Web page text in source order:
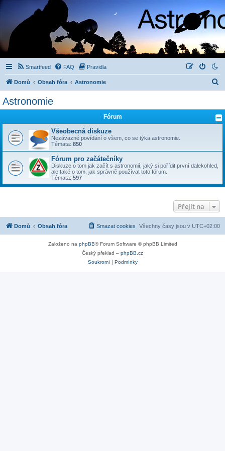
Smartfeed FAQ Pravidla
Domů Obsah fóra Astronomie
d
Astronomie
Fórum
Všeobecná diskuze
Nezávazné povídání o všem, co se týka astronomie.
Témata: 850
Fórum pro začátečníky
Diskuze o tom jak začít s astronomií, jaký si pořídit první dalekohled,
ale také o tom, jak správně používat toto fórum.
Témata: 597
Přejít na
Domů Obsah fóra Všechny časy jsou v UTC+02:00
Smazat cookies
Založeno na phpBB® Forum Software © phpBB Limited
Český překlad – phpBB.cz
Soukromí| Podmínky